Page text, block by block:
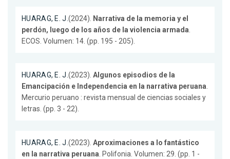
HUARAG, E. J.(2024). Narrativa de la memoria y el
perdón, luego de los años de la violencia armada.
ECOS. Volumen: 14. (pp. 195 - 205).
HUARAG, E. J.(2023). Algunos episodios de la
Emancipación e Independencia en la narrativa peruana.
Mercurio peruano : revista mensual de ciencias sociales y
letras. (pp. 3 - 22).
HUARAG, E. J.(2023). Aproximaciones a lo fantástico
en la narrativa peruana. Polifonia. Volumen: 29. (pp. 1 -